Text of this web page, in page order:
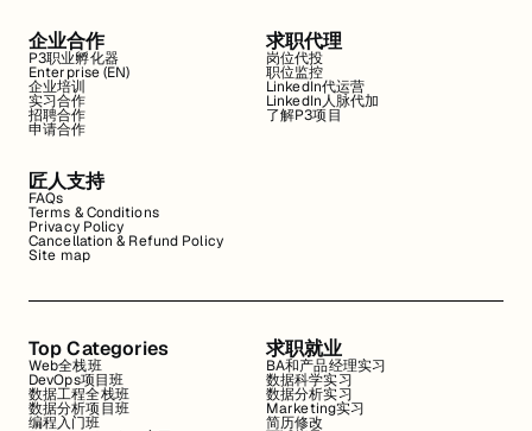
企业合作
P3职业孵化器
Enterprise (EN)
企业培训
实习合作
招聘合作
申请合作
求职代理
岗位代投
职位监控
LinkedIn代运营
LinkedIn人脉代加
了解P3项目
匠人支持
FAQs
Terms & Conditions
Privacy Policy
Cancellation & Refund Policy
Site map
Top Categories
Web全栈班
DevOps项目班
数据工程全栈班
数据分析项目班
编程入门班
求职就业
BA和产品经理实习
数据科学实习
数据分析实习
Marketing实习
简历修改